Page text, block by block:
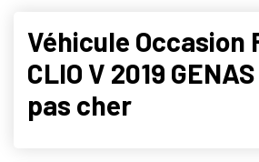
Véhicule Occasion
CLIO V 2019
pas cher